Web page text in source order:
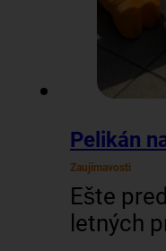
Zaujímavosti
Ešte
letných